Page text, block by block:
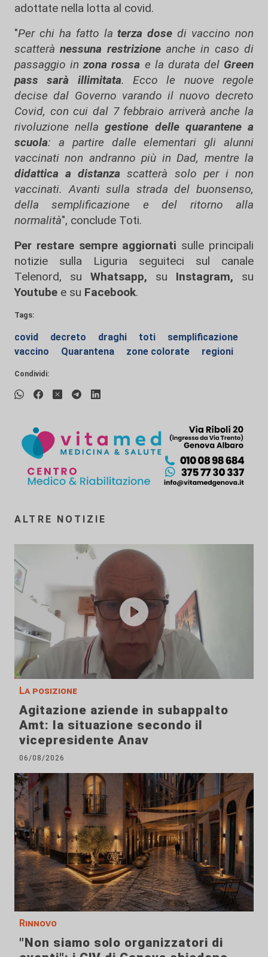
adottate nella lotta al covid.
"Per chi ha fatto laterza dose di vaccino non
scatterànessuna restrizioneanche in caso di
passaggio inzona rossa e la durata del Green
pass sarà illimitata. Ecco le nuove regole
decise dal Governo varando il nuovo decreto
Covid, con cui dal 7 febbraio arriverà anche la
rivoluzione nellagestione delle quarantene a
scuola: a partire dalle elementari gli alunni
vaccinati non andranno più in Dad, mentre la
didattica a distanza scatterà solo per i non
vaccinati. Avanti sulla strada del buonsenso,
della semplificazione e del ritorno alla
normalità", conclude Toti.
Per restare sempre aggiornati sulle principali
notizie sulla Liguria seguiteci sul canale
Telenord, su
Whatsapp, su Instagram, su
Youtube e su Facebook.
Tags:
covid decreto draghi toti
semplificazione
vaccino
Quarantena zone colorate regioni
Condividi:
ALTRE NOTIZIE
La posizione
Agitazione aziende in subappalto
Amt: la situazione secondo il
vicepresidente Anav
06/08/2026
Rinnovo
"Non siamo solo organizzatori di